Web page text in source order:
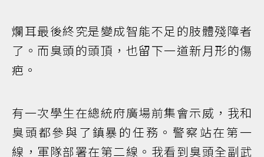
爛耳最後終究是變成智能不足的肢體殘障者
了。而臭頭的頭頂，也留下一道新月形的傷
疤。
有一次學生在總統府廣場前集會示威，我和
臭頭都參與了鎮暴的任務。警察站在第一
線，軍隊部署在第二線。我看到臭頭全副武